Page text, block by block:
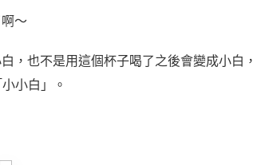
～
，也不是用這個杯子喝了之後會變成小白，
小白」。